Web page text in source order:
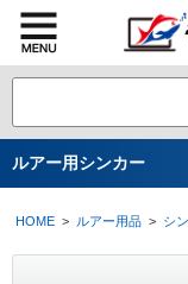
ルアー用シンカー
HOME > ルアー用品 > シ